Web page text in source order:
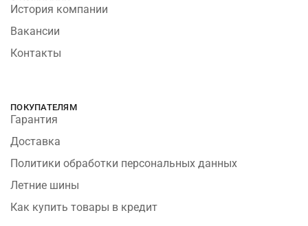
История компании
Вакансии
Контакты
ПОКУПАТЕЛЯМ
Гарантия
Доставка
Политики обработки персональных данных
Летние шины
Как купить товары в кредит